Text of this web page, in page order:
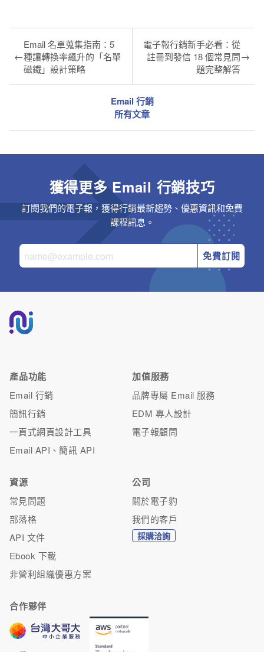
←
Email 名單蒐集指南：5
種讓轉換率飆升的「名單
磁鐵」設計策略
Email 行銷
所有文章
電子報行銷新手必看：從
註冊到發信 18 個常見問
題完整解答
→
獲得更多 Email 行銷技巧
訂閱我們的電子報，獲得行銷最新趨勢、優惠資訊和免費
課程訊息。
免費訂閱
產品功能
Email 行銷
簡訊行銷
一頁式網頁設計工具
Email API、簡訊 API
加值服務
品牌專屬 Email 服務
EDM 專人設計
電子報顧問
資源
常見問題
部落格
API 文件
Ebook 下載
非營利組織優惠方案
公司
關於電子豹
我們的客戶
採購洽詢
合作夥伴